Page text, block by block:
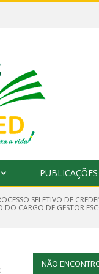
PUBLICAÇÕES
SELETIVO DE
DO CARGO DE GESTOR
NÃO